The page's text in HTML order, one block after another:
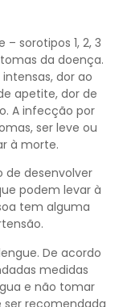
sorotipos 1, 2, 3
da doença.
dor ao
apetite, dor de
A infecção por
ser leve ou
à morte.
de desenvolver
podem levar à
tem alguma
De acordo
medidas
e não tomar
recomendada